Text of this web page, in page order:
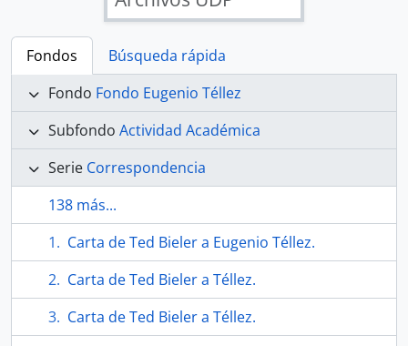
Fondos
Búsqueda rápida
Fondo Fondo Eugenio Téllez
Subfondo Actividad Académica
Serie Correspondencia
138 más...
Carta de Ted Bieler a Eugenio Téllez.
Carta de Ted Bieler a Téllez.
Carta de Ted Bieler a Téllez.